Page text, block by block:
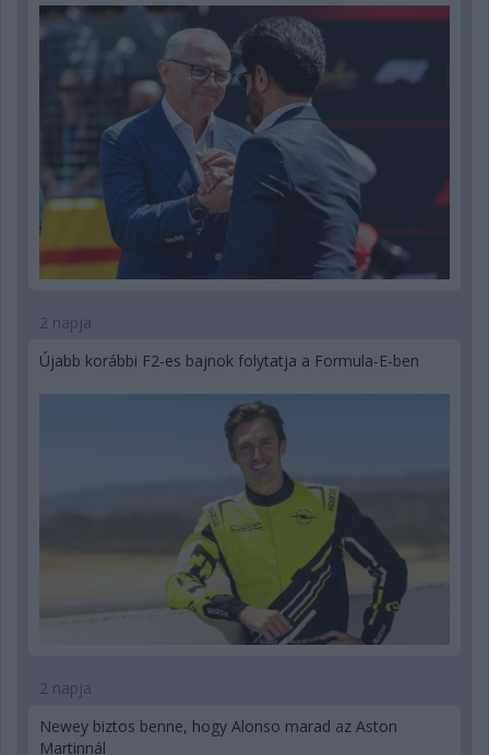
2 napja
Újabb korábbi F2-es bajnok folytatja a Formula-E-ben
2 napja
Newey biztos benne, hogy Alonso marad az Aston
Martinnál